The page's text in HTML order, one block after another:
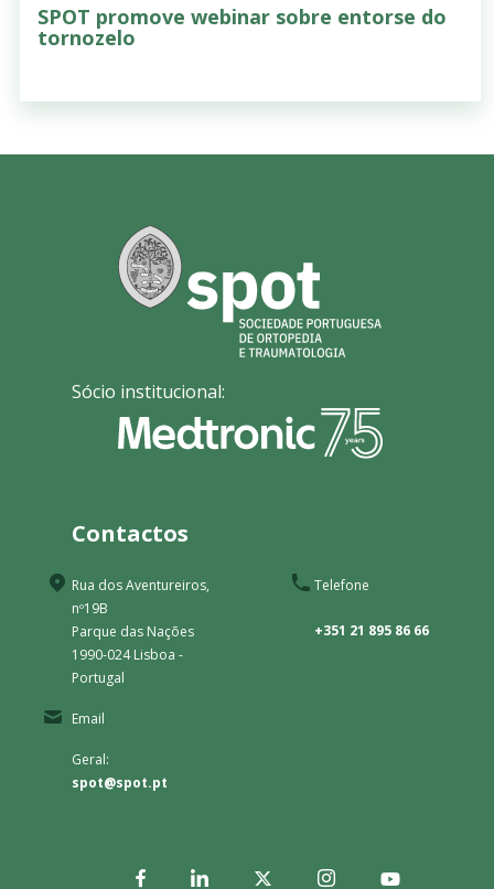
SPOT promove webinar sobre entorse do
tornozelo
Sócio institucional:
Contactos
Rua dos Aventureiros,
nº19B
Parque das Nações
1990-024 Lisboa -
Portugal
Telefone
+351 21 895 86 66
Email
Geral:
spot@spot.pt